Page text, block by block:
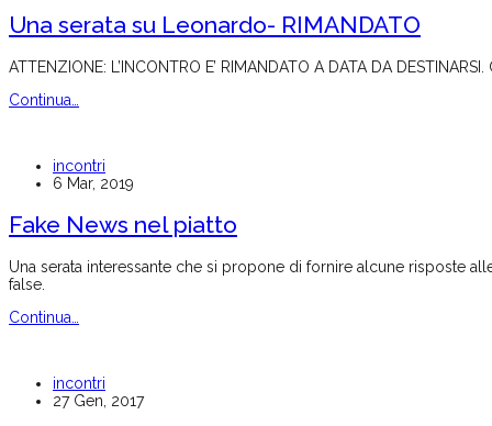
Una serata su Leonardo- RIMANDATO
ATTENZIONE: L’INCONTRO E’ RIMANDATO A DATA DA
Continua…
incontri
6 Mar, 2019
Fake News nel piatto
Una serata interessante che si propone di fornire alcune risposte
false.
Continua…
incontri
27 Gen, 2017